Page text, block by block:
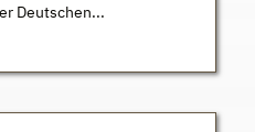
Deutschen...